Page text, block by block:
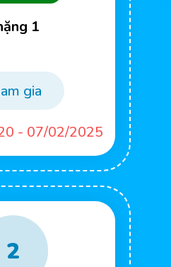
1
gia
- 07/02/2025
2